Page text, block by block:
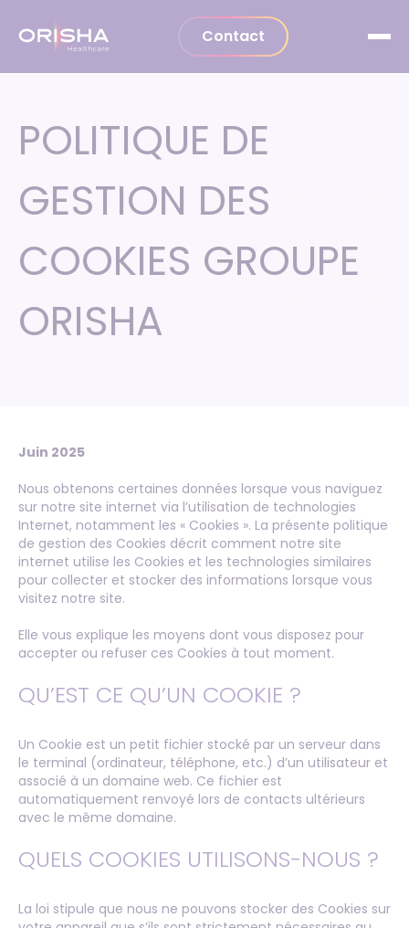
Contact
POLITIQUE DE
GESTION DES
COOKIES GROUPE
ORISHA
Juin 2025
Nous obtenons certaines données lorsque vous naviguez
sur notre site internet via l’utilisation de technologies
Internet, notamment les « Cookies ». La présente politique
de gestion des Cookies décrit comment notre site
internet utilise les Cookies et les technologies similaires
pour collecter et stocker des informations lorsque vous
visitez notre site.
Elle vous explique les moyens dont vous disposez pour
accepter ou refuser ces Cookies à tout moment.
QU’EST CE QU’UN COOKIE ?
Un Cookie est un petit fichier stocké par un serveur dans
le terminal (ordinateur, téléphone, etc.) d’un utilisateur et
associé à un domaine web. Ce fichier est
automatiquement renvoyé lors de contacts ultérieurs
avec le même domaine.
QUELS COOKIES UTILISONS-NOUS ?
La loi stipule que nous ne pouvons stocker des Cookies sur